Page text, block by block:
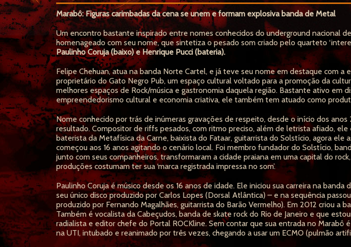
Marabô: Figuras carimbadas da cena se unem e formam explosiva banda de Metal
Um encontro bastante inspirado entre nomes conhecidos do underground nacional
homenageado com seu nome, que sintetiza o pesado som criado pelo quarteto
Paulinho Coruja (baixo) e Henrique Pucci (bateria).
Felipe Chehuan, atua na banda Norte Cartel, e já teve seu nome em destaque com
proprietário do Gato Negro Pub, um espaço cultural voltado para a promoção da
melhores espaços de Rock/música e gastronomia daquela região. Bastante ativo em
empreendedorismo cultural e economia criativa, ele também tem atuado como
Nome conhecido por trás de inúmeras gravações de respeito, desde o início dos
resultado. Compositor de riffs pesados, com ritmo preciso, além de letrista afiado,
baterista da Metafísica da Carne, baixista do Fataar, guitarrista do Solstício, agora ele
começou aos 16 anos agitando o cenário local. Foi membro fundador do Solstício,
junto com seus companheiros, transformaram a cidade praiana em uma capital do
produções costumam ter sua ‘marca registrada impressa no som’.
Paulinho Coruja é músico desde os 16 anos de idade. Ele iniciou sua carreira na
seu único disco produzido por Carlos Lopes (Dorsal Atlântica) – e na sequência
produzido por Fernando Magalhães, guitarrista do Barão Vermelho). Em 2012 criou
Também é vocalista da Cabeçudos, banda de skate rock do Rio de Janeiro e que
radialista e editor chefe do Portal ROCKline. Sem contar que sua entrada no
na UTI, intubado e reanimado por três vezes, chegando a usar um ECMO (pulmão